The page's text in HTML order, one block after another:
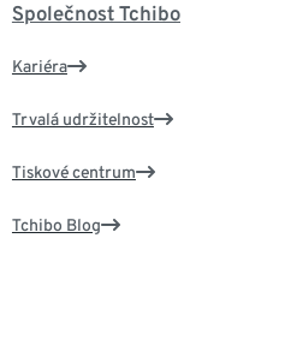
Společnost Tchibo
Kariéra
Trvalá udržitelnost
Tiskové centrum
Tchibo Blog